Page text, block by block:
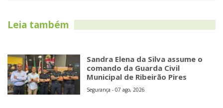
Leia também
Sandra Elena da Silva assume o
comando da Guarda Civil
Municipal de Ribeirão Pires
Segurança - 07 ago, 2026